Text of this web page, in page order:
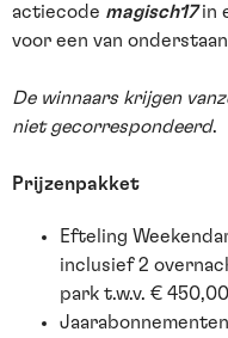
actiecode magisch17in
voor een van
De winnaars krijgen
niet gecorrespondeerd.
Prijzenpakket
Efteling
inclusief 2
park t.w.v. € 450,00